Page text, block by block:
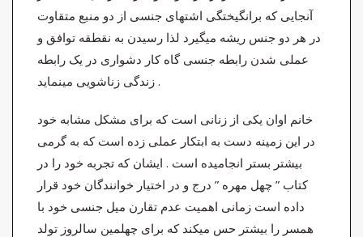
آنجایی که برانگیختگی اشتهای جنسی از دو منبع متقاوت
در هر دو جنس ریشه میگیرد لذا رسیدن به نقطقه توافق و
عملی شدن رابطه جنسی گاه کار دشواری در یک رابطه
زندگی زناشویی مینماید .
خانم اوان یکی از زنانی است که برای مشکل مشابه خود
در این زمینه دست به ابتکار عملی زده است که به گرمی
بیشتر بستر انجامیده است . ایشان که تجربه خود را در
کتاب ” چهل مهره ” درج و در اختیار خوانندگان خود قرار
داده است زمانی اهمیت عدم تقارن میل جنسی خود با
همسر را بیشتر حس میکند که برای چهلمین سالروز تولد